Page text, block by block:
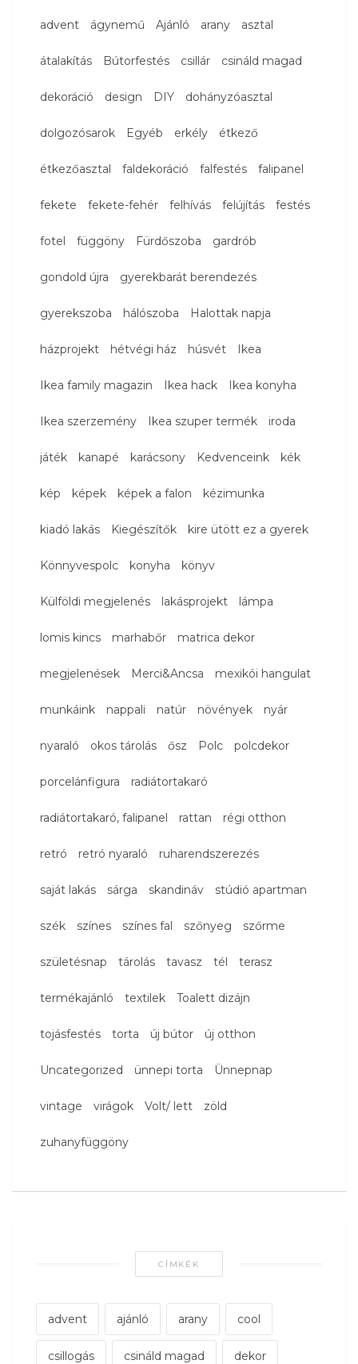
advent ágynemű Ajánló arany asztal
átalakítás Bútorfestés csillár csináld magad
dekoráció design DIY dohányzóasztal
dolgozósarok Egyéb erkély étkező
étkezőasztal faldekoráció falfestés falipanel
fekete fekete-fehér felhívás felújítás festés
fotel függöny Fürdőszoba gardrób
gondold újra gyerekbarát berendezés
gyerekszoba hálószoba Halottak napja
házprojekt hétvégi ház húsvét Ikea
Ikea family magazin Ikea hack Ikea konyha
Ikea szerzemény Ikea szuper termék iroda
játék kanapé karácsony Kedvenceink kék
kép képek képek a falon kézimunka
kiadó lakás Kiegészítők kire ütött ez a gyerek
Könnyvespolc konyha könyv
Külföldi megjelenés lakásprojekt lámpa
lomis kincs marhabőr matrica dekor
megjelenések Merci&Ancsa mexikói hangulat
munkáink nappali natúr növények nyár
nyaraló okos tárolás ősz Polc polcdekor
porcelánfigura radiátortakaró
radiátortakaró, falipanel rattan régi otthon
retró retró nyaraló ruharendszerezés
saját lakás sárga skandináv stúdió apartman
szék színes színes fal szőnyeg szőrme
születésnap tárolás tavasz tél terasz
termékajánló textilek Toalett dizájn
tojásfestés torta új bútor új otthon
Uncategorized ünnepi torta Ünnepnap
vintage virágok Volt/ lett zöld
zuhanyfüggöny
CÍMKÉK
advent ajánló arany cool
csillogás csináld magad dekor